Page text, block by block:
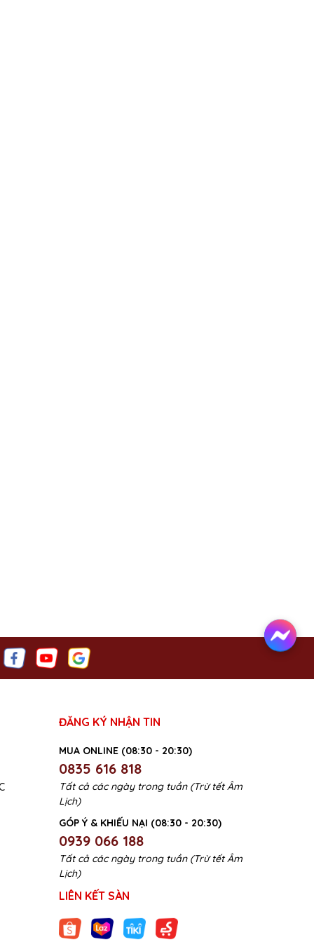
ĐĂNG KÝ NHẬN TIN
MUA ONLINE (08:30 - 20:30)
0835 616 818
Tất cả các ngày trong tuần (Trừ tết Âm
Lịch)
GÓP Ý & KHIẾU NẠI (08:30 - 20:30)
0939 066 188
Tất cả các ngày trong tuần (Trừ tết Âm
Lịch)
LIÊN KẾT SÀN